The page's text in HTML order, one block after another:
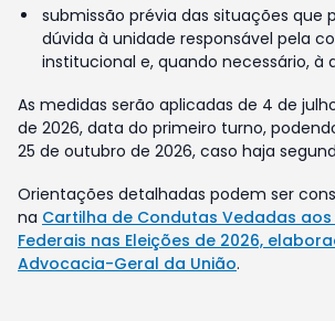
submissão prévia das situações que
dúvida à unidade responsável pela
institucional e, quando necessário, à
As medidas serão aplicadas de 4 de
de 2026, data do primeiro turno,
25 de outubro de 2026, caso haja
Orientações detalhadas podem ser
na Cartilha de Condutas Vedadas aos
Federais nas Eleições de 2026,
Advocacia-Geral da União.